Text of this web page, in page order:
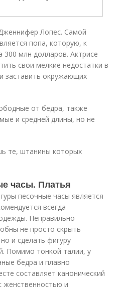
Лопес. Самой
попа, которую, к
300 млн долларов. Актрисе
свои мелкие недостатки в
заставить окружающих
от бедра, также
и средней длины, но не
те, штанины которых
часы. Платья
песочные часы является
всегда
Неправильно
не просто скрыть
и сделать фигуру
Помимо тонкой талии, у
бедра и плавно
составляет канонический
женственностью и